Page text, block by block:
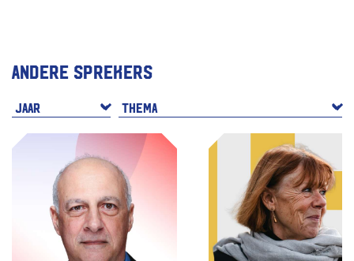
Andere sprekers